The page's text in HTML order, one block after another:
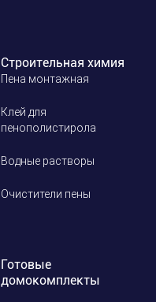
Строительная химия
Пена монтажная
Клей для
пенополистирола
Водные растворы
Очистители пены
Готовые
домокомплекты